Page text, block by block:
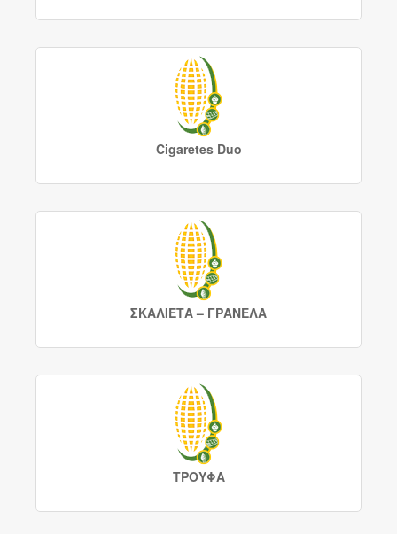
Cigaretes Duo
ΣΚΑΛΙΕΤΑ – ΓΡΑΝΕΛΑ
ΤΡΟΥΦΑ